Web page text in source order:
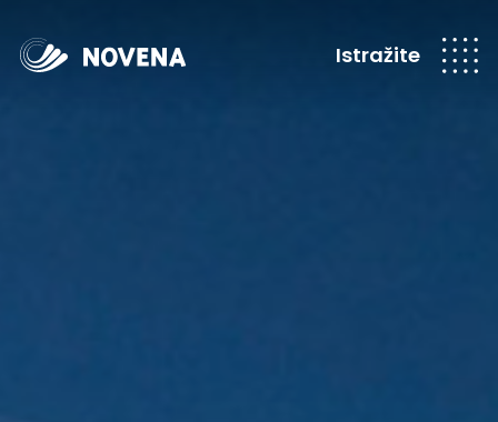
Istražite